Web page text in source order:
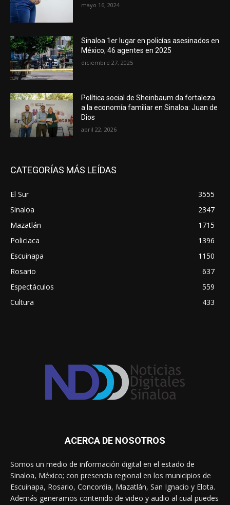
mayo 16, 2024
Sinaloa 1er lugar en policías asesinados en
México; 46 agentes en 2025
diciembre 27, 2025
Política social de Sheinbaum da fortaleza
a la economía familiar en Sinaloa: Juan de
Dios
abril 22, 2026
CATEGORÍAS MÁS LEÍDAS
El Sur
3555
Sinaloa
2347
Mazatlán
1715
Policiaca
1396
Escuinapa
1150
Rosario
637
Espectáculos
559
Cultura
433
ACERCA DE NOSOTROS
Somos un medio de información digital en el estado de
Sinaloa, México; con presencia regional en los municipios de
Escuinapa, Rosario, Concordia, Mazatlán, San Ignacio y Elota.
Además generamos contenido de video y audio al cual puedes